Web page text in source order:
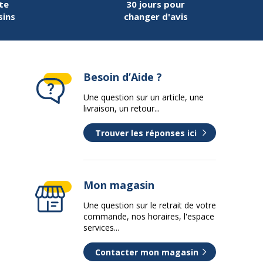
30 jours pour
changer d'avis
Besoin d’Aide ?
Une question sur un article, une
livraison, un retour...
Trouver les réponses ici
Mon magasin
Une question sur le retrait de votre
commande, nos horaires, l'espace
services...
Contacter mon magasin